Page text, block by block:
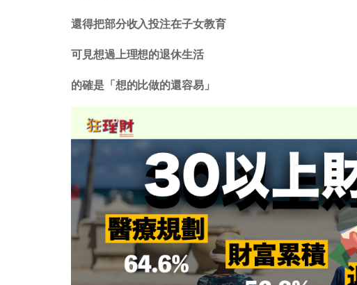
還得把部分收入投注在子女教育
可見想過上理想的退休生活
的確是「想的比做的還容易」